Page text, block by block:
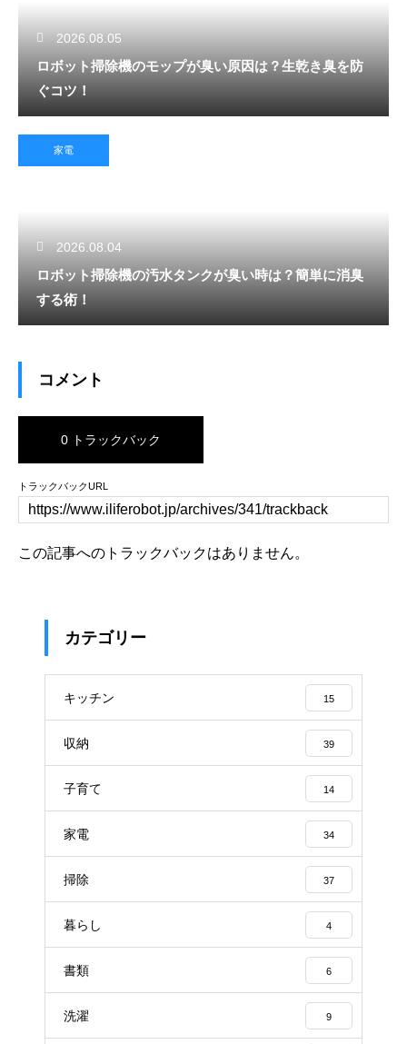
2026.08.05
ロボット掃除機のモップが臭い原因は？生乾き臭を防
ぐコツ！
家電
2026.08.04
ロボット掃除機の汚水タンクが臭い時は？簡単に消臭
する術！
コメント
0 トラックバック
トラックバックURL
この記事へのトラックバックはありません。
カテゴリー
キッチン 15
収納 39
子育て 14
家電 34
掃除 37
暮らし 4
書類 6
洗濯 9